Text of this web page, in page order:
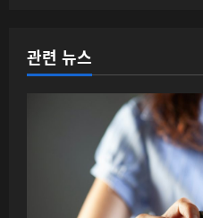
이
션
관련 뉴스